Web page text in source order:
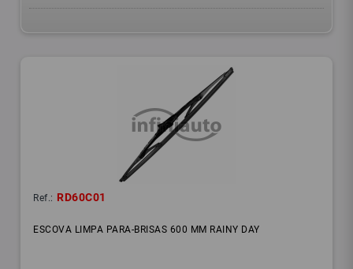
Ref.: RD60C01
ESCOVA LIMPA PARA-BRISAS 600 MM RAINY DAY